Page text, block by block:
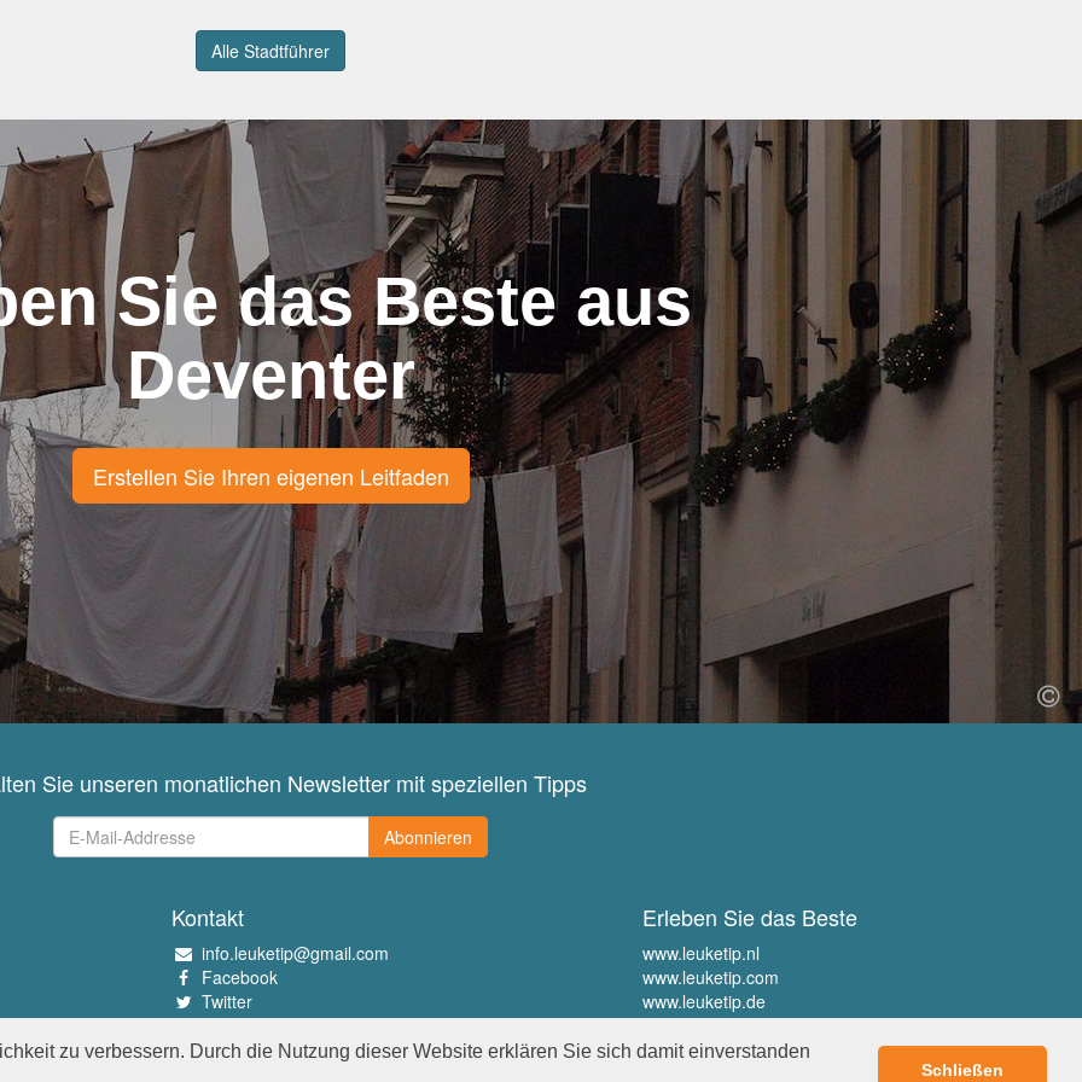
zu verbessern. Durch die Nutzung dieser Website erklären Sie sich damit einverstanden
Schließen
Alle Stadtführer
Sie das Beste aus
Deventer
Erstellen Sie Ihren eigenen Leitfaden
Sie unseren monatlichen Newsletter mit speziellen Tipps
Abonnieren
Kontakt
info.leuketip@gmail.com
Facebook
Twitter
Instagram
Pinterest
Erleben Sie das Beste
www.leuketip.nl
www.leuketip.com
www.leuketip.de
www.leuketip.fr